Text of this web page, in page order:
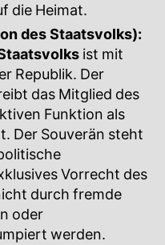
die Heimat.
des Staatsvolks):
ist mit
Republik. Der
das Mitglied des
Funktion als
Der Souverän steht
Vorrecht des
durch fremde
oder
werden.